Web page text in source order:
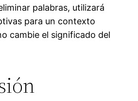
palabras, utilizará
para un contexto
cambie el significado del